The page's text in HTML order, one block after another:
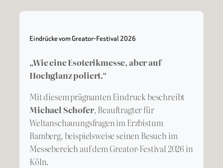
Eindrücke vom Greator-Festival 2026
„Wie eine Esoterikmesse, aber auf
Hochglanz poliert.“
Mit diesem prägnanten Eindruck beschreibt
Michael Schofer, Beauftragter für
Weltanschauungsfragen im Erzbistum
Bamberg, beispielsweise seinen Besuch im
Messebereich auf dem Greator-Festival 2026 in
Köln.